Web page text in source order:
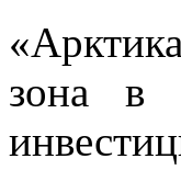
зона в